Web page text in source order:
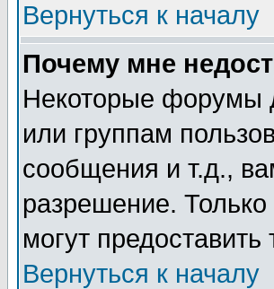
Вернуться к началу
Почему мне
Некоторые форумы
или группам
сообщения и т.д.,
разрешение.
могут
Вернуться к началу